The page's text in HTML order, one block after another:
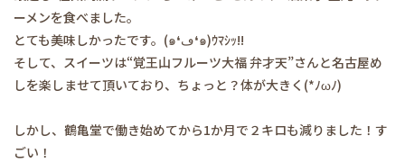
ーメンを食べました。
とても美味しかったです。(๑❛ڡ❛๑)ｳﾏｼｯ!!
そして、スイーツは“覚王山フルーツ大福 弁才天”さんと名古屋め
しを楽しませて頂いており、ちょっと？体が大きく(*ﾉωﾉ)
しかし、鶴亀堂で働き始めてから1か月で２キロも減りました！す
ごい！